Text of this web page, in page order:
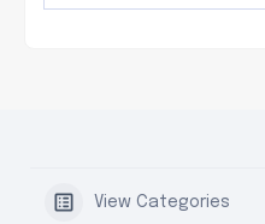
View Categories